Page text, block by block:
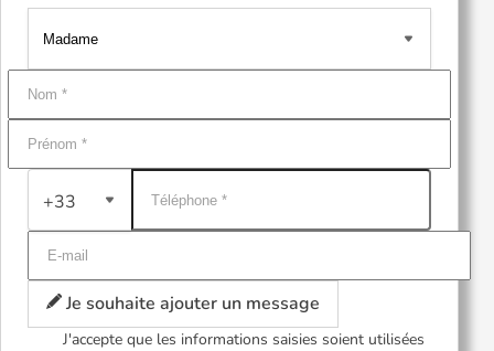
+33
Je souhaite ajouter un message
J'accepte que les informations saisies soient utilisées